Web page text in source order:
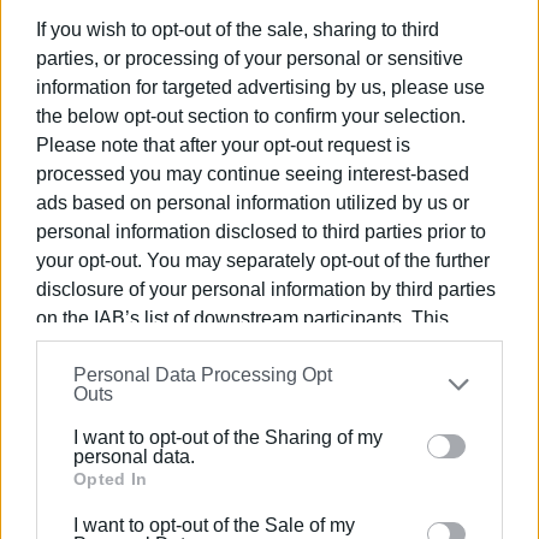
If you wish to opt-out of the sale, sharing to third
parties, or processing of your personal or sensitive
information for targeted advertising by us, please use
the below opt-out section to confirm your selection.
Please note that after your opt-out request is
processed you may continue seeing interest-based
ads based on personal information utilized by us or
personal information disclosed to third parties prior to
your opt-out. You may separately opt-out of the further
disclosure of your personal information by third parties
on the IAB’s list of downstream participants. This
information may also be disclosed by us to third parties
on theIAB’s List of Downstream Participants
that may
further disclose it to other third parties.
Please note that this website/app uses one or more
Google services and may gather and store information
Personal Data Processing Opt
Outs
I want to opt-out of the Sharing of my
personal data.
Opted In
I want to opt-out of the Sale of my
υποχρεούνται:
Να προβούν στον καθαρισμό των χώρων τους έως τις
15 Ιουνίου 2026.
Να δηλώσουν τον καθαρισμό στο Εθνικό Μητρώο.
Να διατηρούν τους χώρους καθαρούς μέχρι το τέλος
της αντιπυρικής περιόδου (31 Οκτωβρίου).
Τι να κάνετε αν εντοπίσετε πυρκαγιά
Σε περίπτωση καπνού ή φλόγας, καλέστε αμέσως στο
199 ή στο 112.
τηλεφωνήσει.
Δώστε ακριβείς πληροφορίες για την τοποθεσία, το
είδος της βλάστησης και την κατεύθυνση της φωτιάς.